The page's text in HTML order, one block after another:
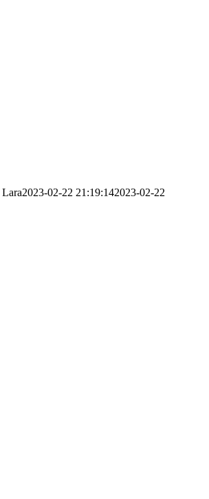
Lara2023-02-22 21:19:142023-02-22